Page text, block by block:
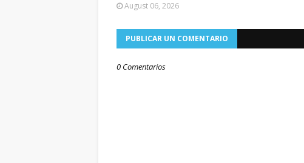
August 06, 2026
PUBLICAR UN COMENTARIO
0 Comentarios